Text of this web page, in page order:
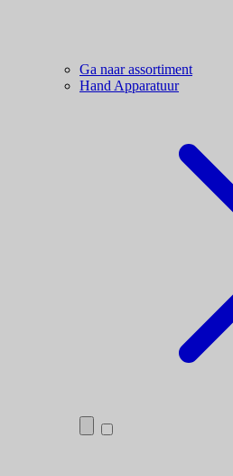
Ga naar assortiment
Hand Apparatuur